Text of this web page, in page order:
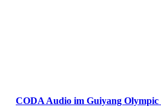
CODA Audio im Guiyang Olympic